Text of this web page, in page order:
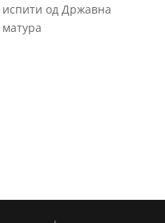
испити од Државна
матура